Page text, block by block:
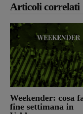
Articoli correlati
Weekender: cosa
fine settimana in